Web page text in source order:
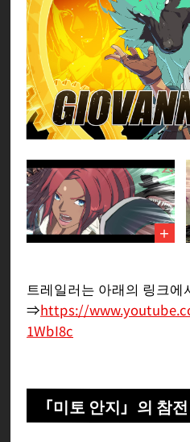
트레일러는 아래의 링크
⇒https://
1WbI8c
「미토 안지」의 참